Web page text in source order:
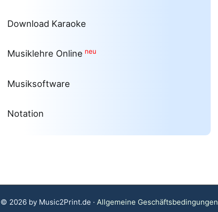
Download Karaoke
Musiklehre Online neu
Musiksoftware
Notation
© 2026 by Music2Print.de · Allgemeine Geschäftsbedingungen